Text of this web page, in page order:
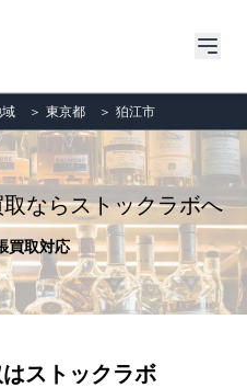
＞ 東京都 ＞ 狛江市
ならストックラボへ
買取対応
ストックラボ